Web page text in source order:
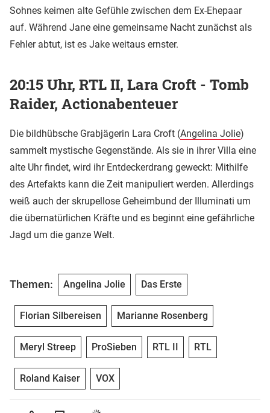
Sohnes keimen alte Gefühle zwischen dem Ex-Ehepaar
auf. Während Jane eine gemeinsame Nacht zunächst als
Fehler abtut, ist es Jake weitaus ernster.
20:15 Uhr, RTL II, Lara Croft - Tomb
Raider, Actionabenteuer
Die bildhübsche Grabjägerin Lara Croft (Angelina Jolie)
sammelt mystische Gegenstände. Als sie in ihrer Villa eine
alte Uhr findet, wird ihr Entdeckerdrang geweckt: Mithilfe
des Artefakts kann die Zeit manipuliert werden. Allerdings
weiß auch der skrupellose Geheimbund der Illuminati um
die übernatürlichen Kräfte und es beginnt eine gefährliche
Jagd um die ganze Welt.
Themen: Angelina Jolie Das Erste
Florian Silbereisen Marianne Rosenberg
Meryl Streep ProSieben RTL II RTL
Roland Kaiser VOX